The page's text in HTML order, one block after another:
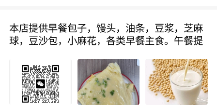
本店提供早餐包子，馒头，油条，豆浆，芝麻
球，豆沙包，小麻花，各类早餐主食。午餐提